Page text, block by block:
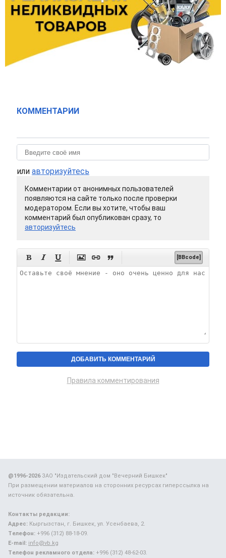
КОММЕНТАРИИ
или авторизуйтесь
Комментарии от анонимных пользователей
появляются на сайте только после проверки
модератором. Если вы хотите, чтобы ваш
комментарий был опубликован сразу, то
авторизуйтесь
      [BBcode]
Правила комментирования
@1996-2026ЗАО "Издательский дом "Вечерний Бишкек"
При размещении материалов на сторонних ресурсах гиперссылка на
источник обязательна.
Контакты редакции:
Адрес: Кыргызстан, г. Бишкек, ул. Усенбаева, 2.
Телефон: +996 (312) 88-18-09.
E-mail: info@vb.kg
Телефон рекламного отдела: +996 (312) 48-62-03.